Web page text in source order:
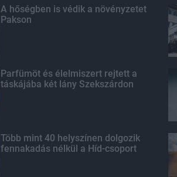
A hőségben is védik a növényzetet
Pakson
Parfümöt és élelmiszert rejtett a
táskájába két lány Szekszárdon
Több mint 40 helyszínen dolgozik
fennakadás nélkül a Híd-csoport